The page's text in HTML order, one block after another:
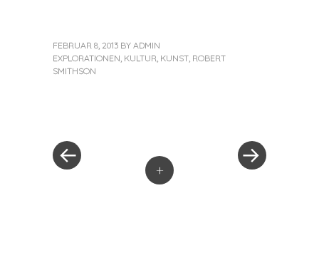
FEBRUAR 8, 2013 BY ADMIN
EXPLORATIONEN, KULTUR, KUNST, ROBERT
SMITHSON
+